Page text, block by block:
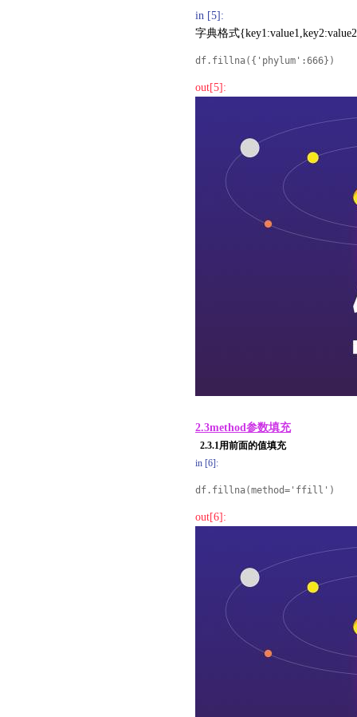
in [5]:
字典格式
df.fillna({'phylum':666})
out[5]:
2.3method参数填充
2.3.1用前面的值填充
in [6]:
df.fillna(method='ffill')
out[6]: